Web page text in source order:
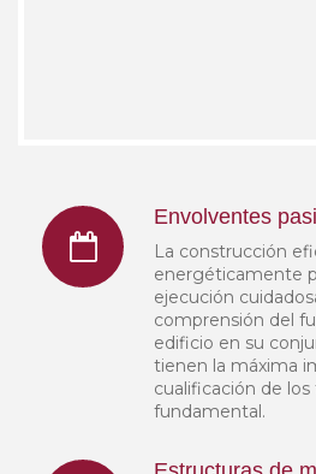
Envolventes
La construcción
energéticamente
ejecución
comprensión del
edificio en su
tienen la máxima
cualificación de los
fundamental.